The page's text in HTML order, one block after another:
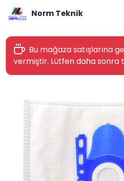
Norm Teknik
Bu mağaza satışlarına
vermiştir. Lütfen daha sonra